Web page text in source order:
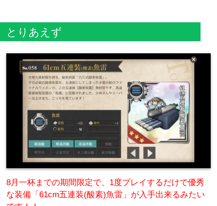
とりあえず
8月一杯までの期間限定で、1度プレイするだけで優秀
な装備「61cm五連装(酸素)魚雷」が入手出来るみたい